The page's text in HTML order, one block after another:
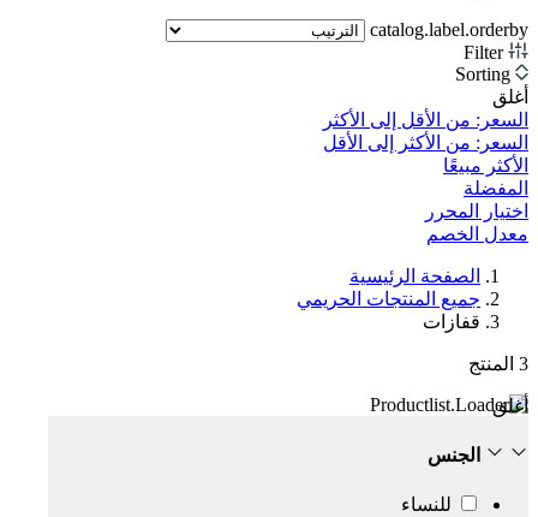
catalog.label.orderby
Filter
Sorting
أغلق
السعر: من الأقل إلى الأكثر
السعر: من الأكثر إلى الأقل
الأكثر مبيعًا
المفضلة
اختيار المحرر
معدل الخصم‎
الصفحة الرئيسية
جميع المنتجات الحريمي
قفازات
3 المنتج
أغلق
الجنس
للنساء